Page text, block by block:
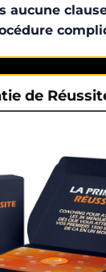
aucune
de